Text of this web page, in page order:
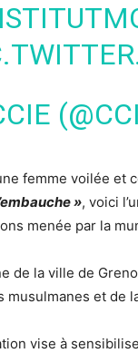
femme voilée et
», voici
menée par la
de la ville de
musulmanes et de
vise à